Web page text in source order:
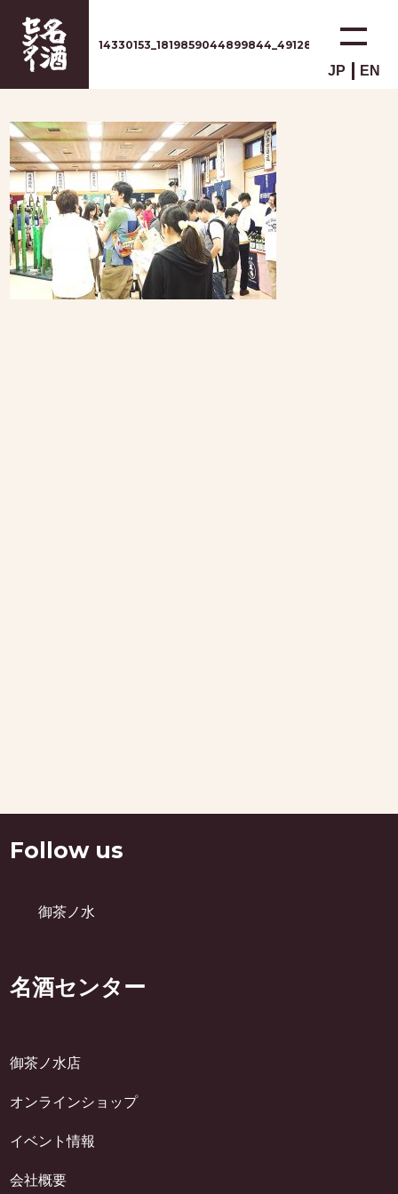
JP EN
Follow us
御茶ノ水
名酒センター
御茶ノ水店
オンラインショップ
イベント情報
会社概要